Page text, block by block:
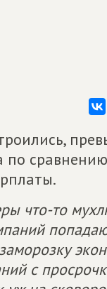
по
что-то
с